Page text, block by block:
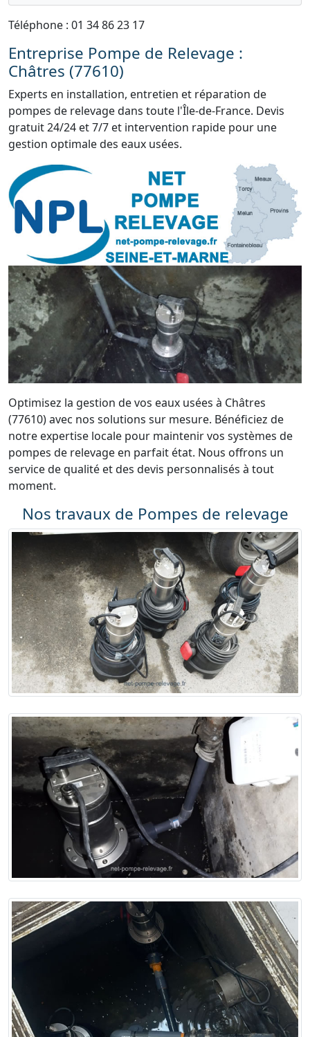
Téléphone : 01 34 86 23 17
Entreprise Pompe de Relevage :
Châtres (77610)
Experts en installation, entretien et réparation de
pompes de relevage dans toute l'Île-de-France. Devis
gratuit 24/24 et 7/7 et intervention rapide pour une
gestion optimale des eaux usées.
Optimisez la gestion de vos eaux usées à Châtres
(77610) avec nos solutions sur mesure. Bénéficiez de
notre expertise locale pour maintenir vos systèmes de
pompes de relevage en parfait état. Nous offrons un
service de qualité et des devis personnalisés à tout
moment.
Nos travaux de Pompes de relevage